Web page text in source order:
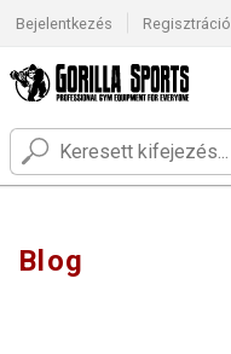
Bejelentkezés Regisztráció
Blog